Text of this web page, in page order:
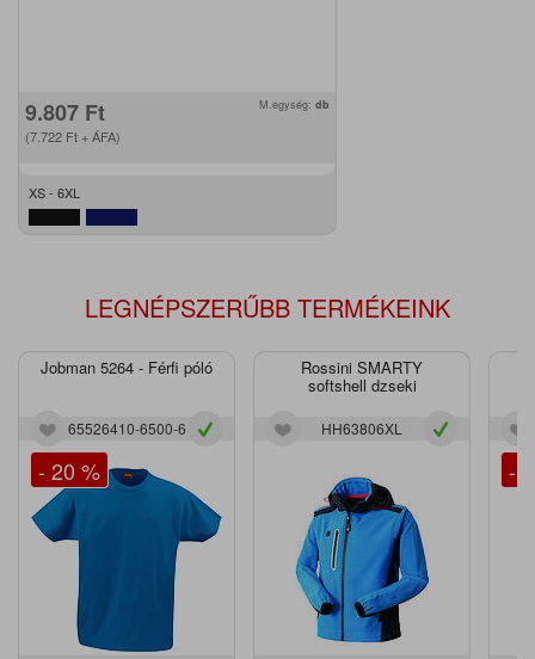
9.807 Ft
(7.722 Ft + ÁFA)
M.egység: db
XS - 6XL
LEGNÉPSZERŰBB TERMÉKEINK
Jobman 5264 - Férfi póló
65526410-6500-6
- 20 %
Rossini SMARTY
softshell dzseki
HH63806XL
-